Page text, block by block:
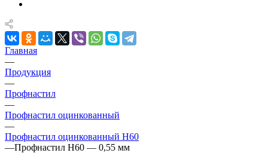
Главная
—
Продукция
—
Профнастил
—
Профнастил оцинкованный
—
Профнастил оцинкованный Н60
—Профнастил Н60 — 0,55 мм